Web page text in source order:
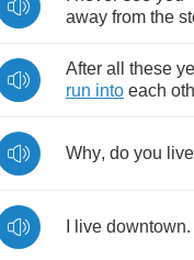
away from the
After all these
run into each
Why, do you live
live downtown.